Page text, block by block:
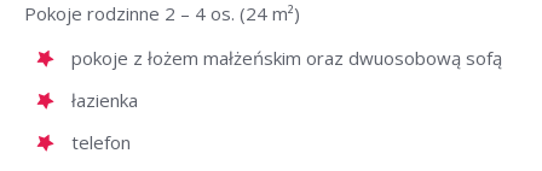
Pokoje rodzinne 2 – 4 os. (24 m²)
pokoje z łożem małżeńskim oraz dwuosobową sofą
łazienka
telefon